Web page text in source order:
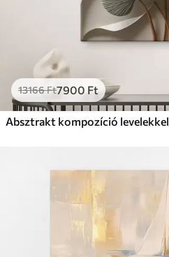
13166Ft7900 Ft
Absztrakt kompozíció levelekkel